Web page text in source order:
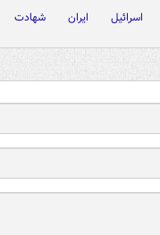
اسرائیل ایران شهادت